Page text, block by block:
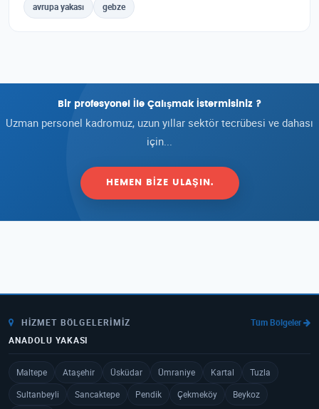
avrupa yakası gebze
Bir profesyonel İle Çalışmak İstermisiniz ?
Uzman personel kadromuz, uzun yıllar sektör tecrübesi ve dahası
için...
HEMEN BIZE ULAŞIN.
HIZMET BÖLGELERIMIZ
Tüm Bölgeler
ANADOLU YAKASI
Maltepe Ataşehir Üsküdar Ümraniye Kartal
Tuzla
Sultanbeyli
Sancaktepe Pendik Çekmeköy
Beykoz